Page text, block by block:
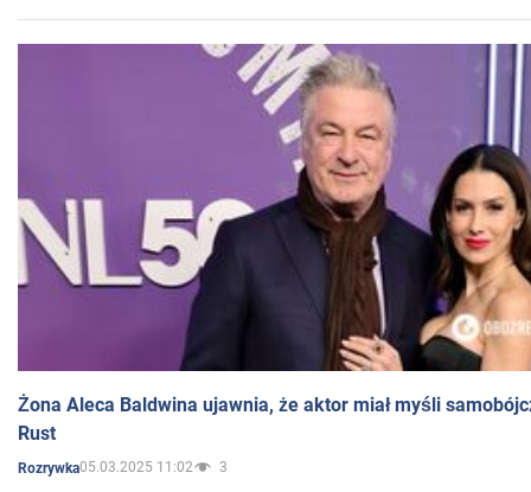
Żona Aleca Baldwina ujawnia, że aktor miał myśli
Rust
Rozrywka05.03.2025 11:02 3